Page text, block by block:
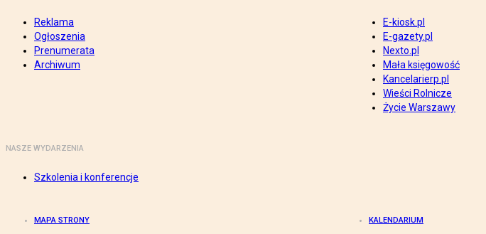
Reklama
Ogłoszenia
Prenumerata
Archiwum
E-kiosk.pl
E-gazety.pl
Nexto.pl
Mała księgowość
Kancelarierp.pl
Wieści Rolnicze
Życie Warszawy
NASZE WYDARZENIA
Szkolenia i konferencje
MAPA STRONY KALENDARIUM